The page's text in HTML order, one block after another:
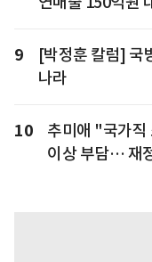
9
[박정훈 칼럼] 국
나라
10
추미애 "국가직
이상 부담… 재